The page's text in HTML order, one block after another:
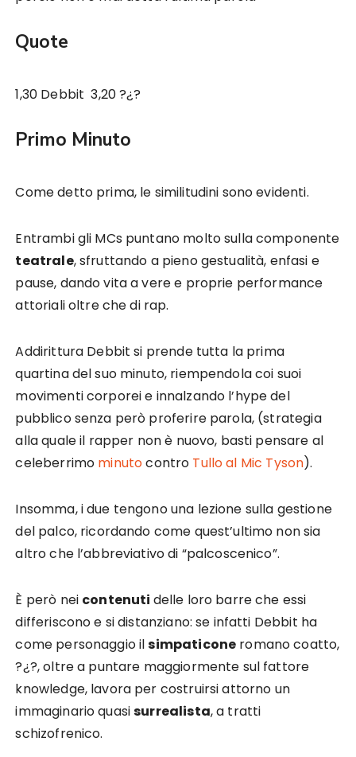
Quote
1,30 Debbit 3,20 ?¿?
Primo Minuto
Come detto prima, le similitudini sono evidenti.
Entrambi gli MCs puntano molto sulla componente
teatrale, sfruttando a pieno gestualità, enfasi e
pause, dando vita a vere e proprie performance
attoriali oltre che di rap.
Addirittura Debbit si prende tutta la prima
quartina del suo minuto, riempendola coi suoi
movimenti corporei e innalzando l’hype del
pubblico senza però proferire parola, (strategia
alla quale il rapper non è nuovo, basti pensare al
celeberrimo minutocontro Tullo al Mic Tyson).
Insomma, i due tengono una lezione sulla gestione
del palco, ricordando come quest’ultimo non sia
altro che l’abbreviativo di “palcoscenico”.
È però nei contenuti delle loro barre che essi
differiscono e si distanziano: se infatti Debbit ha
come personaggio ilsimpaticone romano coatto,
?¿?, oltre a puntare maggiormente sul fattore
knowledge, lavora per costruirsi attorno un
immaginario quasisurrealista, a tratti
schizofrenico.